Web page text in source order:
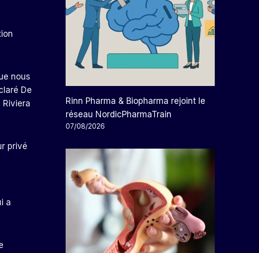
nous
De
privé
a
Rinn Pharma & Biopharma rejoint le
réseau NordicPharmaTrain
07/08/2026